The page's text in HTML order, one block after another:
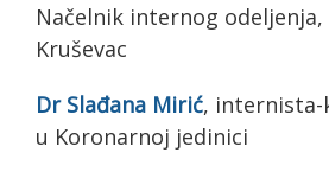
Načelnik internog
Kruševac
Dr Slađana Mirić, internista-
u Koronarnoj jedinici